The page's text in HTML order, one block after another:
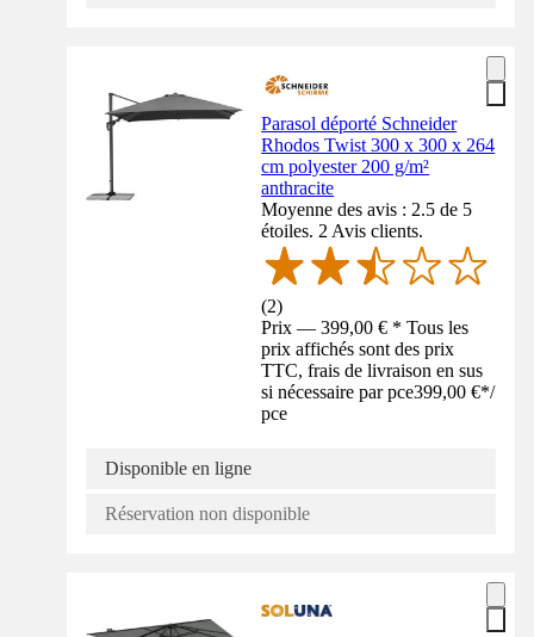
Parasol déporté Schneider
Rhodos Twist 300 x 300 x 264
cm polyester 200 g/m²
anthracite
Moyenne des avis : 2.5 de 5
étoiles. 2 Avis clients.
(2)
Prix — 399,00 € * Tous les
prix affichés sont des prix
TTC, frais de livraison en sus
si nécessaire par pce399,00 €*/
pce
Disponible en ligne
Réservation non disponible